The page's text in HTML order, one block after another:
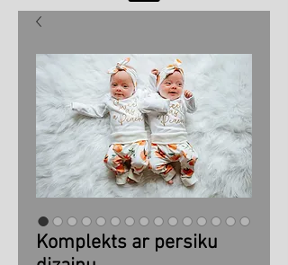
Komplekts ar persiku